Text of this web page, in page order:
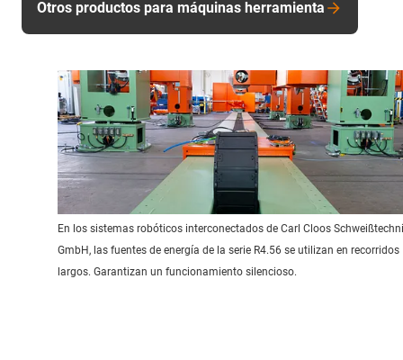
Otros productos para máquinas herramienta
En los sistemas robóticos interconectados de Carl Cloos
GmbH, las fuentes de energía de la serie R4.56 se utilizan en recorridos
largos. Garantizan un funcionamiento silencioso.